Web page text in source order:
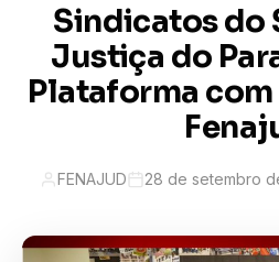
Sindicatos do
Justiça do
Plataforma
FENAJUD 28 de setembro